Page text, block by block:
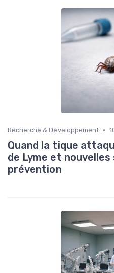
Recherche & Développement •
Quand la tique
de Lyme et
prévention